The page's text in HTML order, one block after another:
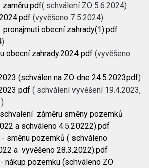
( schválení ZO 5.6.2024)
(vyvěšeno 7.5.2024)
obecní zahrady(1).pdf
obecní zahrady.2024 pdf (vyvěšeno
(schválen na ZO dne 24.5.2023pdf)
pdf ( schválení vyvěšení 19.4.2023,
záměru směny pozemků
a schváleno 4.5.20222).pdf
směnu pozemků ( schváleno
a vyvěšeno 28.3.2022).pdf
nákup pozemku (schváleno ZO